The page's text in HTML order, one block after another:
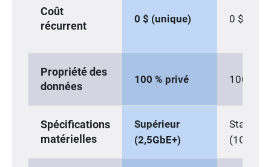
Coût
récurrent
0 $ (unique) 0 $
Propriété des
données
100 % privé 100 %
Spécifications
matérielles
Supérieur
(2,5GbE+)
Standard
(1GbE)